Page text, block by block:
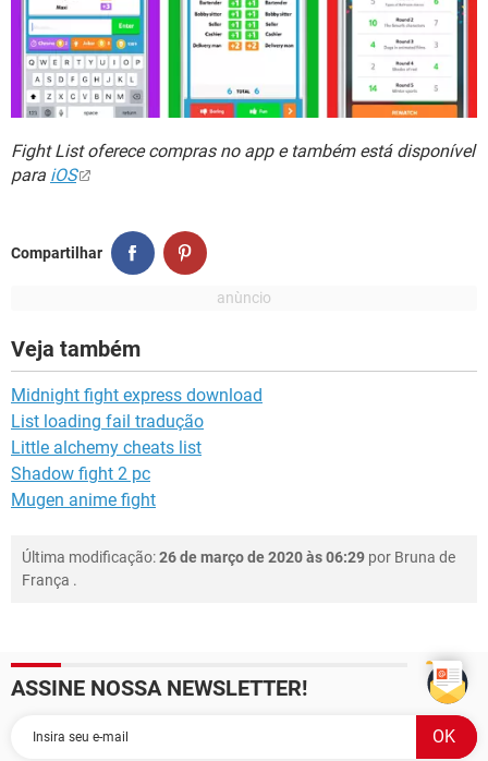
Fight List oferece compras no app e também está disponível
para iOS
Compartilhar
Veja também
Midnight fight express download
List loading fail tradução
Little alchemy cheats list
Shadow fight 2 pc
Mugen anime fight
Última modificação:26 de março de 2020 às 06:29 por Bruna de
França .
ASSINE NOSSA NEWSLETTER!